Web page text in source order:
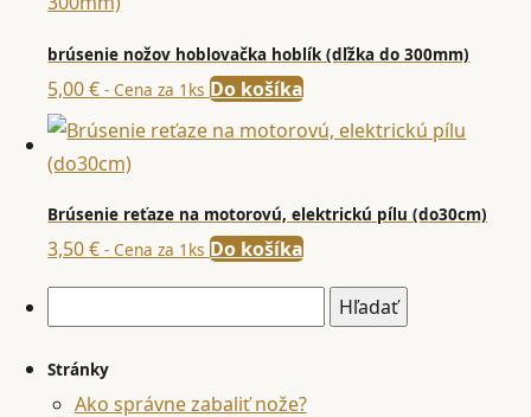
brúsenie nožov hoblovačka hoblík (dľžka do 300mm)
5,00€ - Cena za 1ks Do košíka
Brúsenie reťaze na motorovú, elektrickú pílu (do30cm)
3,50€ - Cena za 1ks Do košíka
Stránky
Ako správne zabaliť nože?